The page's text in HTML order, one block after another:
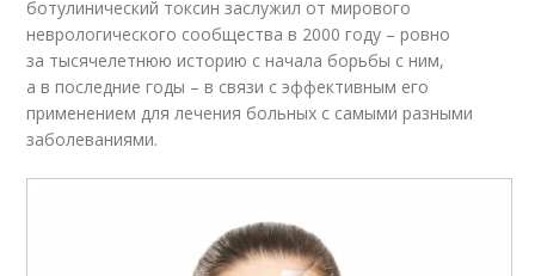
ботулинический токсин заслужил от мирового
неврологического сообщества в 2000 году – ровно
за тысячелетнюю историю с начала борьбы с ним,
а в последние годы – в связи с эффективным его
применением для лечения больных с самыми разными
заболеваниями.